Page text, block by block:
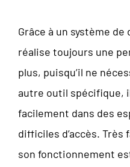
Grâce à un système
réalise toujours une
plus, puisqu’il ne
autre outil spécifique,
facilement dans des
difficiles d’accès. Très
son fonctionnement